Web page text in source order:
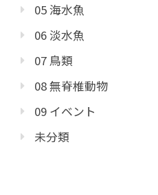
05 海水魚
06 淡水魚
07 鳥類
08 無脊椎動物
09 イベント
未分類